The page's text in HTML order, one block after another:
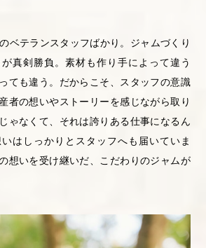
ベテランスタッフばかり。ジャムづくり
真剣勝負。素材も作り手によって違う
ても違う。だからこそ、スタッフの意識
者の想いやストーリーを感じながら取り
ゃなくて、それは誇りある仕事になるん
はしっかりとスタッフへも届いていま
想いを受け継いだ、こだわりのジャムが